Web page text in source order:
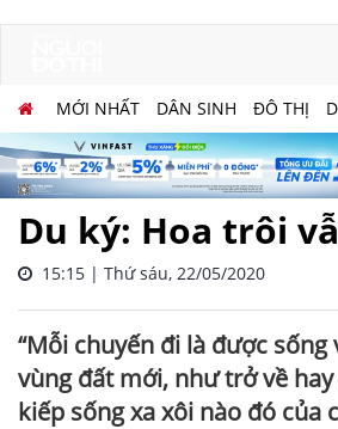
MỚI NHẤT DÂN SINH ĐÔ THỊ
Du ký: Hoa trôi
15:15 | Thứ sáu, 22/05/2020
“Mỗi chuyến đi là được sống
vùng đất mới, như trở về
kiếp sống xa xôi nào đó của